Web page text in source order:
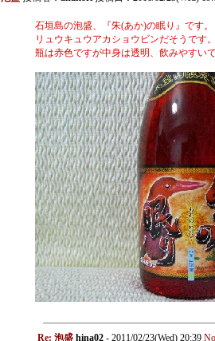
石垣島の泡盛、『朱(あか)の眠り』です。
リュウキュウアカショウビンだそうです。
瓶は赤色ですが中身は透明、飲みやすいで
Re: 泡盛 hina02 - 2011/02/23(Wed) 20:39